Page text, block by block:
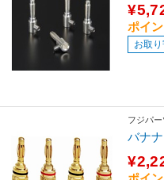
ポイ
お取
フジパー
バナ